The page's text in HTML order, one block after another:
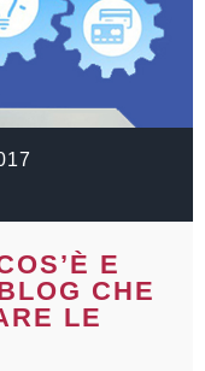
E
CHE
LE